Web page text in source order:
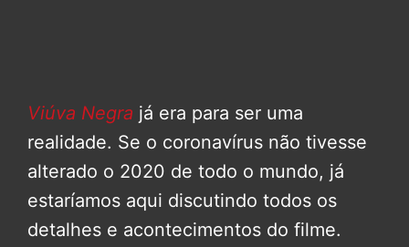
Viúva Negra já era para ser uma
realidade. Se o coronavírus não tivesse
alterado o 2020 de todo o mundo, já
estaríamos aqui discutindo todos os
detalhes e acontecimentos do filme.